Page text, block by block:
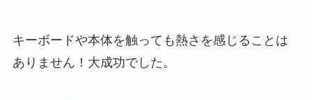
キーボードや本体を触っても熱さを感じることは
ありません！大成功でした。